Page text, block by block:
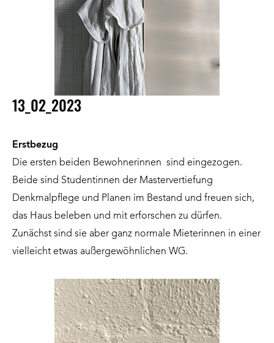
13_02_2023
Erstbezug
Die ersten beiden Bewohnerinnen sind eingezogen.
Beide sind Studentinnen der Mastervertiefung
Denkmalpflege und Planen im Bestand und freuen sich,
das Haus beleben und mit erforschen zu dürfen.
Zunächst sind sie aber ganz normale Mieterinnen in einer
vielleicht etwas außergewöhnlichen WG.